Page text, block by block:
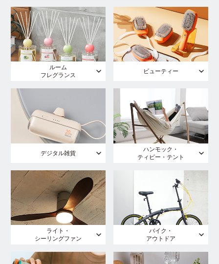
ルーム
フレグランス
ビューティー
デジタル雑貨
ハンモック・
ティピー・テント
ライト・
シーリングファン
バイク・
アウトドア